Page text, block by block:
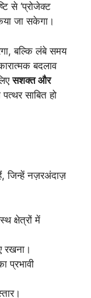
से ‘प्रोजेक्ट
जा सकेगा।
बल्कि लंबे समय
बदलाव
सशक्त और
साबित हो
जिन्हें नज़रअंदाज़
क्षेत्रों में
रखना।
प्रभावी